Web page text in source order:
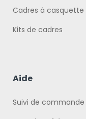
Cadres à casquette
Kits de cadres
Aide
Suivi de commande